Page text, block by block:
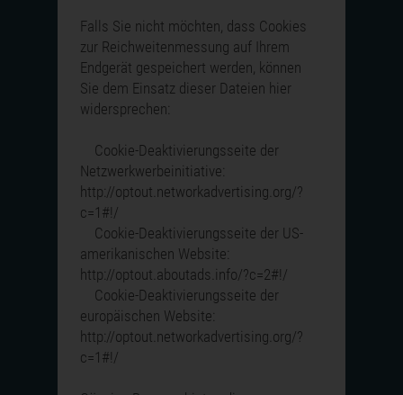
Falls Sie nicht möchten, dass Cookies
zur Reichweitenmessung auf Ihrem
Endgerät gespeichert werden, können
Sie dem Einsatz dieser Dateien hier
widersprechen:
Cookie-Deaktivierungsseite der
Netzwerkwerbeinitiative:
http://optout.networkadvertising.org/?
c=1#!/
Cookie-Deaktivierungsseite der US-
amerikanischen Website:
http://optout.aboutads.info/?c=2#!/
Cookie-Deaktivierungsseite der
europäischen Website:
http://optout.networkadvertising.org/?
c=1#!/